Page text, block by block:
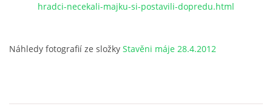
hradci-necekali-majku-si-postavili-dopredu.html
Náhledy fotografií ze složky Stavěni máje 28.4.2012